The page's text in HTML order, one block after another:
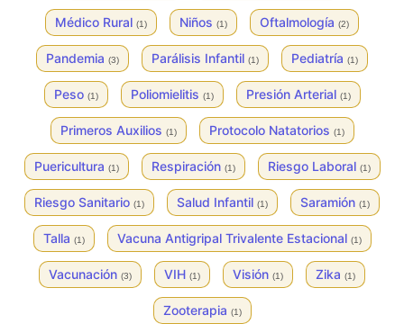
Médico Rural (1) Niños (1) Oftalmología (2)
Pandemia (3) Parálisis Infantil (1) Pediatría (1)
Peso (1) Poliomielitis (1) Presión Arterial (1)
Primeros Auxilios (1) Protocolo Natatorios (1)
Puericultura (1) Respiración (1) Riesgo Laboral (1)
Riesgo Sanitario (1) Salud Infantil (1) Saramión (1)
Talla (1) Vacuna Antigripal Trivalente Estacional (1)
Vacunación (3) VIH (1) Visión (1) Zika (1)
Zooterapia (1)